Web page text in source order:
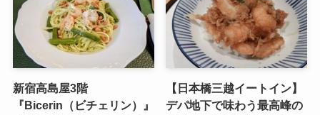
新宿高島屋3階
『Bicerin（ビチェリン）』
​【日本橋三越イートイン】
デパ地下で味わう最高峰の